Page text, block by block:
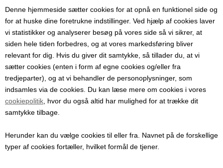
Denne hjemmeside sætter cookies for at opnå en funktionel side og
for at huske dine foretrukne indstillinger. Ved hjælp af cookies laver
vi statistikker og analyserer besøg på vores side så vi sikrer, at
siden hele tiden forbedres, og at vores markedsføring bliver
relevant for dig. Hvis du giver dit samtykke, så tillader du, at vi
sætter cookies (enten i form af egne cookies og/eller fra
tredjeparter), og at vi behandler de personoplysninger, som
indsamles via de cookies. Du kan læse mere om cookies i vores
cookiepolitik , hvor du også altid har mulighed for at trække dit
samtykke tilbage.
Herunder kan du vælge cookies til eller fra. Navnet på de forskellige
typer af cookies fortæller, hvilket formål de tjener.
Pris ved 1 stk.
(Før185,00) 139,00DKK
Elektronisk blyantformet termometer
-50 C / + 300 C
Praktisk termometer til brug til alt fra ostemageri, baging, til
Måler +/- 1 C